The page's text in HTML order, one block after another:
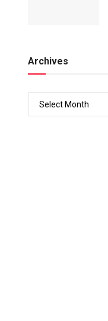
Archives